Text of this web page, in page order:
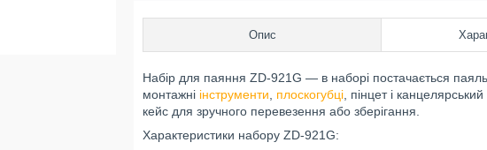
Опис
Набір для паяння ZD-921G — в наборі постачається
монтажні інструменти плоскогубці , пінцет і
кейс для зручного перевезення або зберігання.
Характеристики набору ZD-921G: